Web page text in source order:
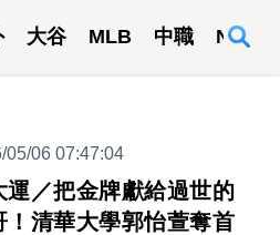
大谷 MLB 中職 NBA
05/06 07:47:04
運／把金牌獻給過世的
！清華大學郭怡萱奪首